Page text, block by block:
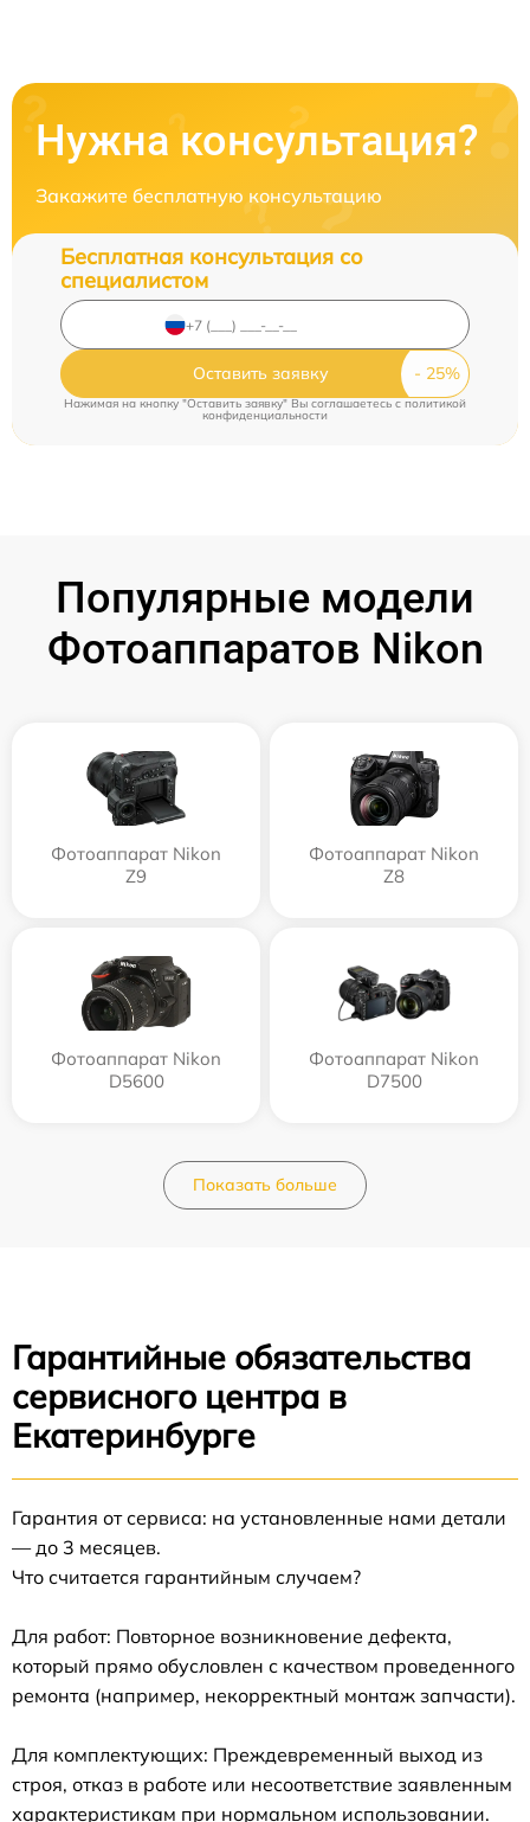
Нужна консультация?
Закажите бесплатную консультацию
Бесплатная консультация со
специалистом
Оставить заявку
Нажимая на кнопку "Оставить заявку" Вы соглашаетесь cполитикой
конфиденциальности
Популярные модели
Фотоаппаратов Nikon
Фотоаппарат Nikon
Z9
Фотоаппарат Nikon
Z8
Фотоаппарат Nikon
D5600
Фотоаппарат Nikon
D7500
Показать больше
Гарантийные обязательства
сервисного центра в
Екатеринбурге
Гарантия от сервиса: на установленные нами детали
— до 3 месяцев.
Что считается гарантийным случаем?
Для работ: Повторное возникновение дефекта,
который прямо обусловлен с качеством проведенного
ремонта (например, некорректный монтаж запчасти).
Для комплектующих: Преждевременный выход из
строя, отказ в работе или несоответствие заявленным
характеристикам при нормальном использовании.